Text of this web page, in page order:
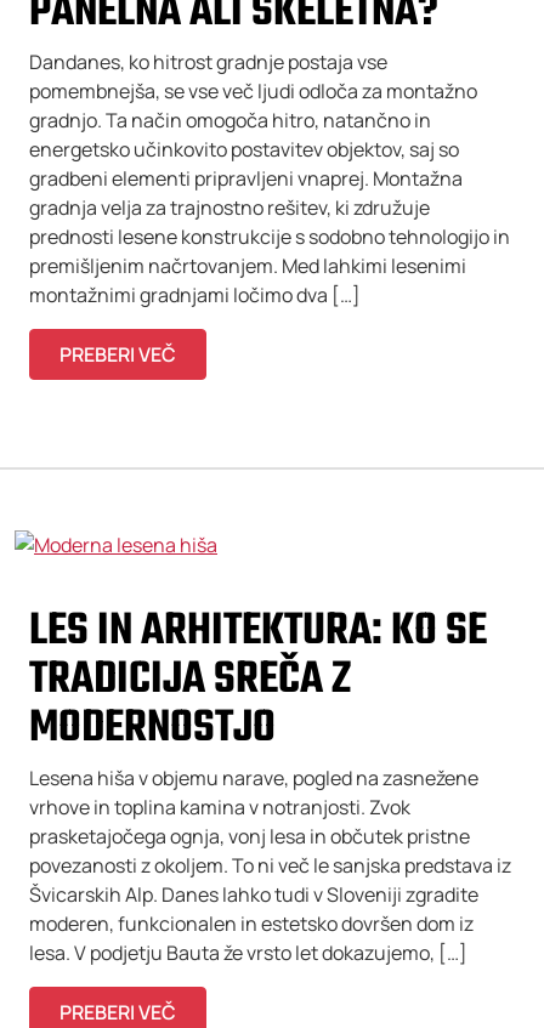
Dandanes, ko hitrost gradnje postaja vse
pomembnejša, se vse več ljudi odloča za montažno
gradnjo. Ta način omogoča hitro, natančno in
energetsko učinkovito postavitev objektov, saj so
gradbeni elementi pripravljeni vnaprej. Montažna
gradnja velja za trajnostno rešitev, ki združuje
prednosti lesene konstrukcije s sodobno tehnologijo in
premišljenim načrtovanjem. Med lahkimi lesenimi
montažnimi gradnjami ločimo dva […]
PREBERI VEČ
LES IN ARHITEKTURA: KO SE
TRADICIJA SREČA Z
MODERNOSTJO
Lesena hiša v objemu narave, pogled na zasnežene
vrhove in toplina kamina v notranjosti. Zvok
prasketajočega ognja, vonj lesa in občutek pristne
povezanosti z okoljem. To ni več le sanjska predstava iz
Švicarskih Alp. Danes lahko tudi v Sloveniji zgradite
moderen, funkcionalen in estetsko dovršen dom iz
lesa. V podjetju Bauta že vrsto let dokazujemo, […]
PREBERI VEČ